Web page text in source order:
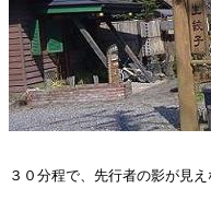
３０分程で、先行者の影が見